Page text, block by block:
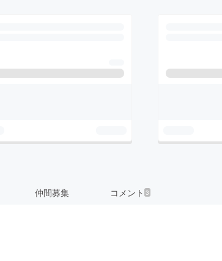
仲間募集 コメント 3